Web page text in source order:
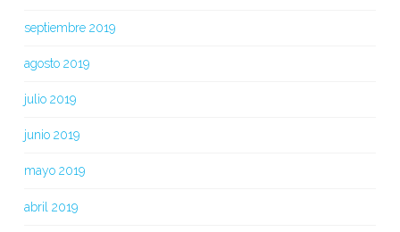
septiembre 2019
agosto 2019
julio 2019
junio 2019
mayo 2019
abril 2019